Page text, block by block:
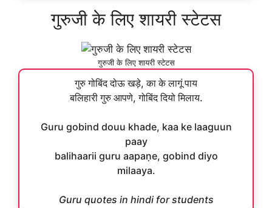
गुरुजी के लिए शायरी स्टेटस
गुरुजी के लिए शायरी स्टेटस
गुरु गोबिंद दोऊ खड़े, का के लागूं पाय
बलिहारी गुरु आपणे, गोबिंद दियो मिलाय.
Guru gobind douu khade, kaa ke laaguun
paay
balihaarii guru aapaṇe, gobind diyo
milaaya.
Guru quotes in hindi for students